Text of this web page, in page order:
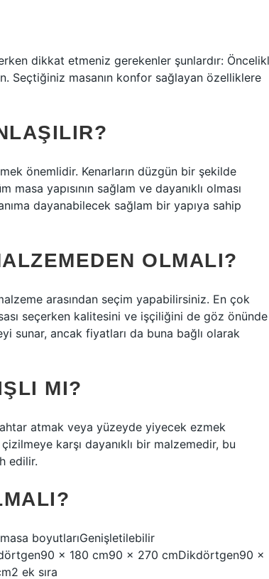
dikkat etmeniz gerekenler şunlardır:
Seçtiğiniz masanın konfor sağlayan özelliklere
önemlidir. Kenarların düzgün bir şekilde
yapısının sağlam ve dayanıklı olması
dayanabilecek sağlam bir yapıya sahip
OLMALI?
arasından seçim yapabilirsiniz. En çok
seçerken kalitesini ve işçiliğini de göz önünde
sunar, ancak fiyatları da buna bağlı olarak
MI?
atmak veya yüzeyde yiyecek ezmek
karşı dayanıklı bir malzemedir, bu
edilir.
boyutlarıGenişletilebilir
x 180 cm90 x 270 cmDikdörtgen90 x
ek sıra